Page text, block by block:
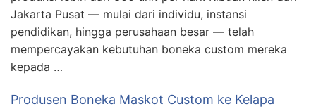
Jakarta Pusat — mulai dari individu, instansi
pendidikan, hingga perusahaan besar — telah
mempercayakan kebutuhan boneka custom mereka
kepada …
Produsen Boneka Maskot Custom ke Kelapa